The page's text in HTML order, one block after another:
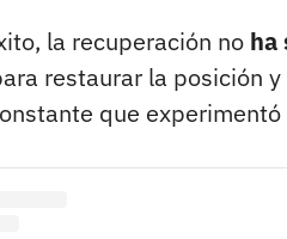
la recuperación no ha
restaurar la posición
que